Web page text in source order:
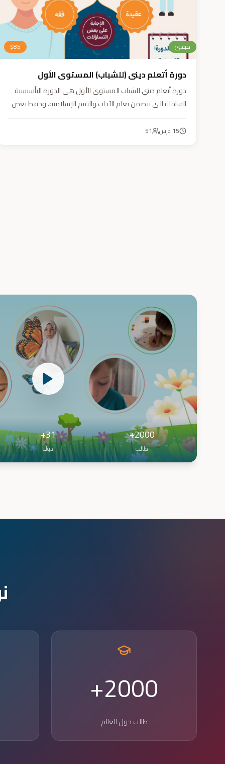
مبتدئ $85
دورة أتعلم ديني (للشباب) المستوى الأول
دورة أتعلم ديني للشباب المستوى الأول هي الدورة التأسيسية
الشاملة التي تتضمن تعلم الآداب والقيم الإسلامية، وحفظ بعض
السيرة النبوية (فقه، عقيدة، سيرة).
15 درس 51
2000+
طالب
31+
دولة
2000+
طالب حول العالم